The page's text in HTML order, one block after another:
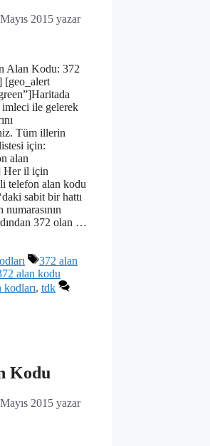
2015 yazar
Alan Kodu: 372
[geo_alert
ile gelerek
Tüm illerin
için:
alan
Her il için
telefon alan kodu
sabit bir hattı
372 olan …
Etiketler
372 alan
alan kodu
, tdk
Kodu
2015 yazar